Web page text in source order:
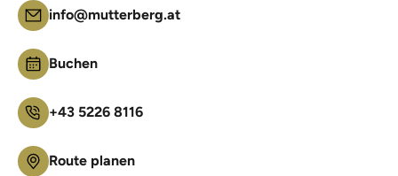
info@mutterberg.at
Buchen
+43 5226 8116
Route planen